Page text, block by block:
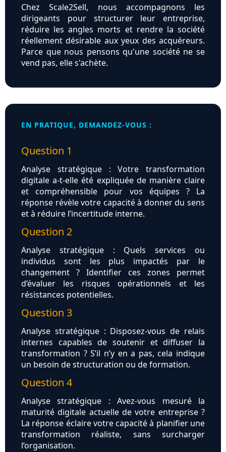
Chez Scale2Sell, nous accompagnons les
dirigeants pour structurer leur entreprise,
réduire les angles morts et rendre la société
réellement désirable aux yeux des acquéreurs.
Parce que nous pensons qu'une société ne se
vend pas, elle s'achète.
EN PRATIQUE, DEMANDEZ-VOUS :
Question 1
Analyse stratégique : Votre transformation
digitale a-t-elle été expliquée de manière claire
et compréhensible pour vos équipes ? La
réponse révèle votre capacité à donner du sens
et à réduire l’incertitude interne.
Question 2
Analyse stratégique : Quels services ou
individus sont les plus impactés par le
changement ? Identifier ces zones permet
d’évaluer les risques opérationnels et les
résistances potentielles.
Question 3
Analyse stratégique : Disposez-vous de relais
internes capables de soutenir et diffuser la
transformation ? S’il n’y en a pas, cela indique
un besoin de structuration ou de formation.
Question 4
Analyse stratégique : Avez-vous mesuré la
maturité digitale actuelle de votre entreprise ?
La réponse éclaire votre capacité à planifier une
transformation réaliste, sans surcharger
l’organisation.